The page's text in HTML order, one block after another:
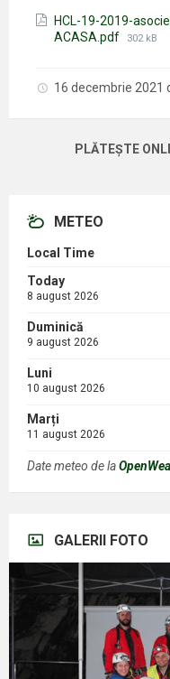
HCL-19-2019-
ACASA.pdf Mărimea
302 kB
16 decembrie 2021
PLĂTEȘTE
METEO
Local Time
Today
8 august 2026
Duminică
9 august 2026
Luni
10 august 2026
Marți
11 august 2026
Date meteo de la
GALERII FOTO